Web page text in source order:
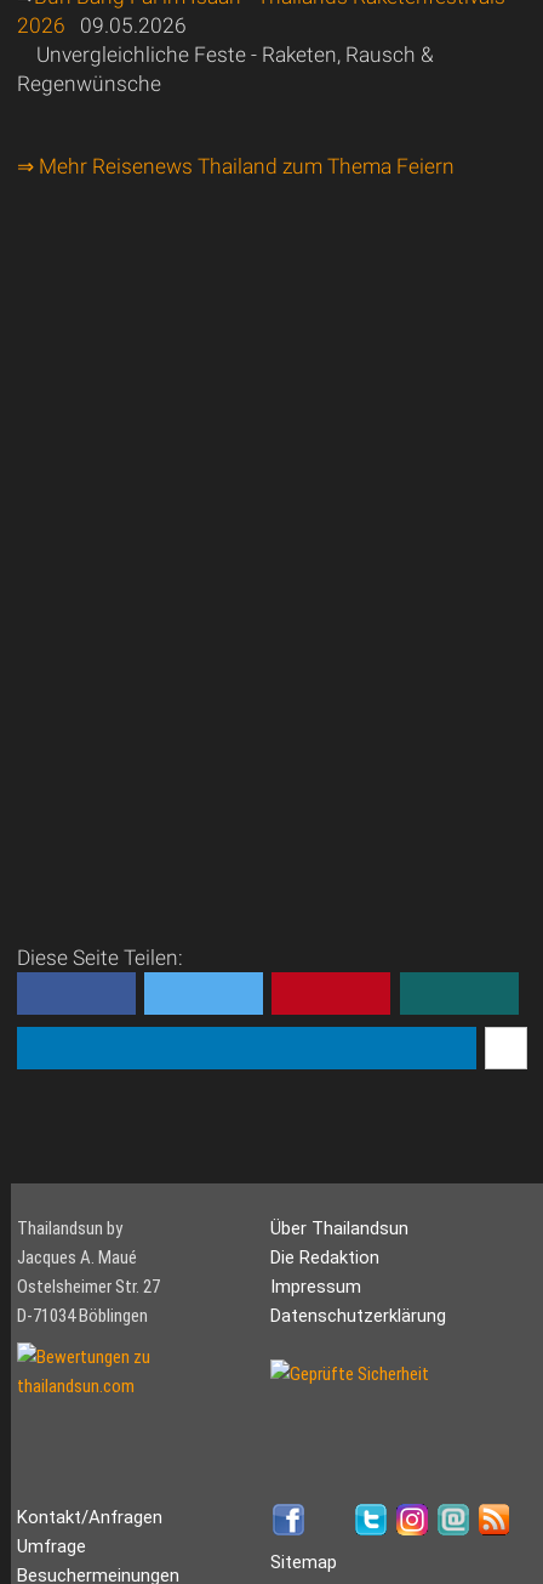
2026 09.05.2026
Unvergleichliche Feste - Raketen, Rausch &
Regenwünsche
⇒ Mehr Reisenews Thailand zum Thema Feiern
Diese Seite Teilen:
Thailandsun by
Jacques A. Maué
Ostelsheimer Str. 27
D-71034 Böblingen
Über Thailandsun
Die Redaktion
Impressum
Datenschutzerklärung
Kontakt/Anfragen
Umfrage
Besuchermeinungen
Sitemap